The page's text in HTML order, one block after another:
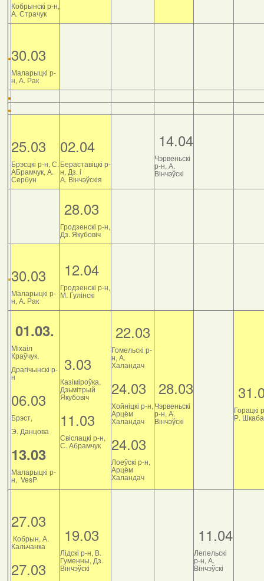
Кобрынскі р-н,
А. Страчук
30.03
Маларыцкі р-
н, А. Рак
25.03
Брэсцкі р-н, С.
АБрамчук, А.
Сербун
02.04
Бераставіцкі р-
н, Дз. і
А. Вінчэўскія
14.04
Чэрвеньскі
р-н, А.
Вінчэўскі
28.03
Гродзенскі р-н,
Дз. Якубовіч
30.03
Маларыцкі р-
н, А. Рак
12.04
Гродзенскі р-н,
М. Гулінскі
01.03.
Міхаіл
Краўчук,
Драгічынскі р-
н
06.03
Брэст,
Э. Данцова
13.03
Маларыцкі р-
н, VesP
3.03
Казіміроўка,
Дзьмітрый
Якубовіч
11.03
Свіслацкі р-н,
С. Абрамчук
22.03
Гомельскі р-
н, А.
Халандач
24.03
Хойніцкі р-н,
Арцём
Халандач
24.03
Лоеўскі р-н,
Арцём
Халандач
28.03
Чэрвеньскі
р-н, А.
Вінчэўскі
Горацкі
Р.
27.03
Кобрын, А.
Кальчанка
27.03
19.03
Лідскі р-н, В.
Гуменны, Дз.
Вінчэўскі
11.04
Лепельскі
р-н, А.
Вінчэўскі